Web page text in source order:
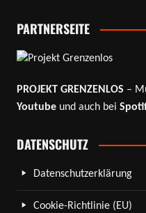
PARTNERSEITE
PROJEKT GRENZENLOS –
Youtube und auch bei
DATENSCHUTZ
Datenschutzerklärung
Cookie-Richtlinie (EU)